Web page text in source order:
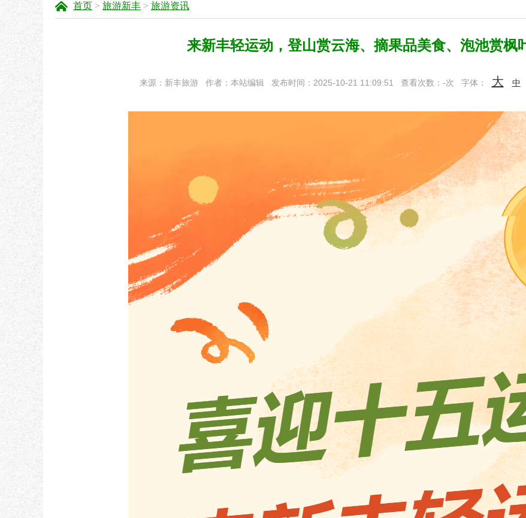
首页 > 旅游新丰 > 旅游资讯
来新丰轻运动，登山赏云海、摘果品美食、泡池赏枫
来源：新丰旅游 作者：本站编辑 发布时间：2025-10-21 11:09:51 查看次数： -次 字体： 大 中